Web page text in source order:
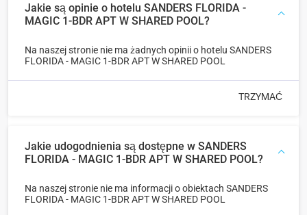
Jakie są opinie o hotelu SANDERS FLORIDA -
MAGIC 1-BDR APT W SHARED POOL?
Na naszej stronie nie ma żadnych opinii o hotelu SANDERS
FLORIDA - MAGIC 1-BDR APT W SHARED POOL
TRZYMAĆ
Jakie udogodnienia są dostępne w SANDERS
FLORIDA - MAGIC 1-BDR APT W SHARED POOL?
Na naszej stronie nie ma informacji o obiektach SANDERS
FLORIDA - MAGIC 1-BDR APT W SHARED POOL